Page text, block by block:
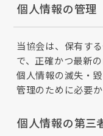
個人情報の管理
当協会は、保有す
で、正確かつ最新
個人情報の滅失・
管理のために必要
個人情報の第三